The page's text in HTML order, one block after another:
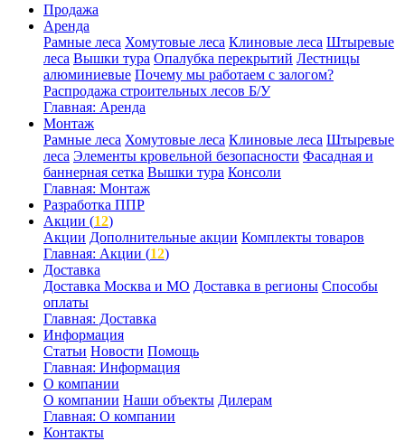
Продажа
Аренда
Рамные леса Хомутовые леса Клиновые леса Штыревые
леса Вышки тура Опалубка перекрытий Лестницы
алюминиевые Почему мы работаем с залогом?
Распродажа строительных лесов Б/У
Главная: Аренда
Монтаж
Рамные леса Хомутовые леса Клиновые леса Штыревые
леса Элементы кровельной безопасности Фасадная и
баннерная сетка Вышки тура Консоли
Главная: Монтаж
Разработка ППР
Акции (12)
Акции Дополнительные акции Комплекты товаров
Главная: Акции (12)
Доставка
Доставка Москва и МО Доставка в регионы Способы
оплаты
Главная: Доставка
Информация
Статьи Новости Помощь
Главная: Информация
О компании
О компании Наши объекты Дилерам
Главная: О компании
Контакты